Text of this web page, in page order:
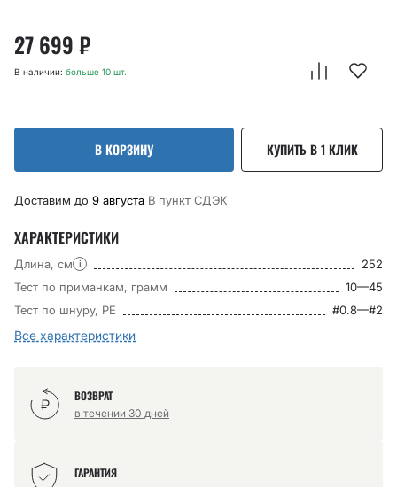
27 699₽
В наличии: больше 10 шт.
В КОРЗИНУ КУПИТЬ В 1 КЛИК
Доставим до 9 августа В пункт CДЭК
ХАРАКТЕРИСТИКИ
Длина, см i
252
Тест по приманкам, грамм
10—45
Тест по шнуру, РЕ
#0.8—#2
Все характеристики
ВОЗВРАТ
в течении 30 дней
ГАРАНТИЯ